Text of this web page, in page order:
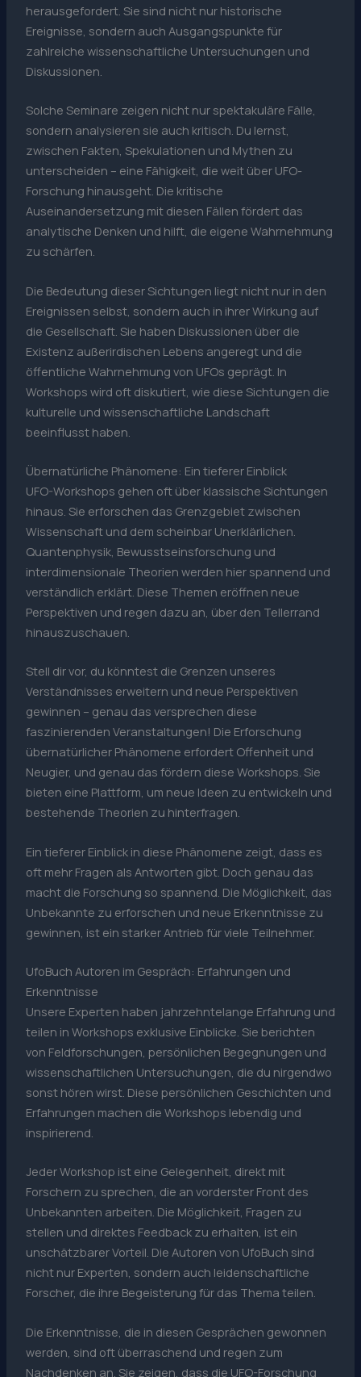
herausgefordert. Sie sind nicht nur historische
Ereignisse, sondern auch Ausgangspunkte für
zahlreiche wissenschaftliche Untersuchungen und
Diskussionen.
Solche Seminare zeigen nicht nur spektakuläre Fälle,
sondern analysieren sie auch kritisch. Du lernst,
zwischen Fakten, Spekulationen und Mythen zu
unterscheiden – eine Fähigkeit, die weit über UFO-
Forschung hinausgeht. Die kritische
Auseinandersetzung mit diesen Fällen fördert das
analytische Denken und hilft, die eigene Wahrnehmung
zu schärfen.
Die Bedeutung dieser Sichtungen liegt nicht nur in den
Ereignissen selbst, sondern auch in ihrer Wirkung auf
die Gesellschaft. Sie haben Diskussionen über die
Existenz außerirdischen Lebens angeregt und die
öffentliche Wahrnehmung von UFOs geprägt. In
Workshops wird oft diskutiert, wie diese Sichtungen die
kulturelle und wissenschaftliche Landschaft
beeinflusst haben.
Übernatürliche Phänomene: Ein tieferer Einblick
UFO-Workshops gehen oft über klassische Sichtungen
hinaus. Sie erforschen das Grenzgebiet zwischen
Wissenschaft und dem scheinbar Unerklärlichen.
Quantenphysik, Bewusstseinsforschung und
interdimensionale Theorien werden hier spannend und
verständlich erklärt. Diese Themen eröffnen neue
Perspektiven und regen dazu an, über den Tellerrand
hinauszuschauen.
Stell dir vor, du könntest die Grenzen unseres
Verständnisses erweitern und neue Perspektiven
gewinnen – genau das versprechen diese
faszinierenden Veranstaltungen! Die Erforschung
übernatürlicher Phänomene erfordert Offenheit und
Neugier, und genau das fördern diese Workshops. Sie
bieten eine Plattform, um neue Ideen zu entwickeln und
bestehende Theorien zu hinterfragen.
Ein tieferer Einblick in diese Phänomene zeigt, dass es
oft mehr Fragen als Antworten gibt. Doch genau das
macht die Forschung so spannend. Die Möglichkeit, das
Unbekannte zu erforschen und neue Erkenntnisse zu
gewinnen, ist ein starker Antrieb für viele Teilnehmer.
UfoBuch Autoren im Gespräch: Erfahrungen und
Erkenntnisse
Unsere Experten haben jahrzehntelange Erfahrung und
teilen in Workshops exklusive Einblicke. Sie berichten
von Feldforschungen, persönlichen Begegnungen und
wissenschaftlichen Untersuchungen, die du nirgendwo
sonst hören wirst. Diese persönlichen Geschichten und
Erfahrungen machen die Workshops lebendig und
inspirierend.
Jeder Workshop ist eine Gelegenheit, direkt mit
Forschern zu sprechen, die an vorderster Front des
Unbekannten arbeiten. Die Möglichkeit, Fragen zu
stellen und direktes Feedback zu erhalten, ist ein
unschätzbarer Vorteil. Die Autoren von UfoBuch sind
nicht nur Experten, sondern auch leidenschaftliche
Forscher, die ihre Begeisterung für das Thema teilen.
Die Erkenntnisse, die in diesen Gesprächen gewonnen
werden, sind oft überraschend und regen zum
Nachdenken an. Sie zeigen, dass die UFO-Forschung